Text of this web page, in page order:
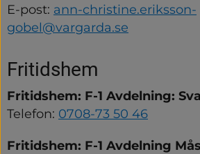
E-post: ann-christine.eriksson-
gobel@vargarda.se
Fritidshem
Fritidshem: F-1 Avdelning:
Telefon: 0708-73 50 46
Fritidshem: F-1 Avdelning